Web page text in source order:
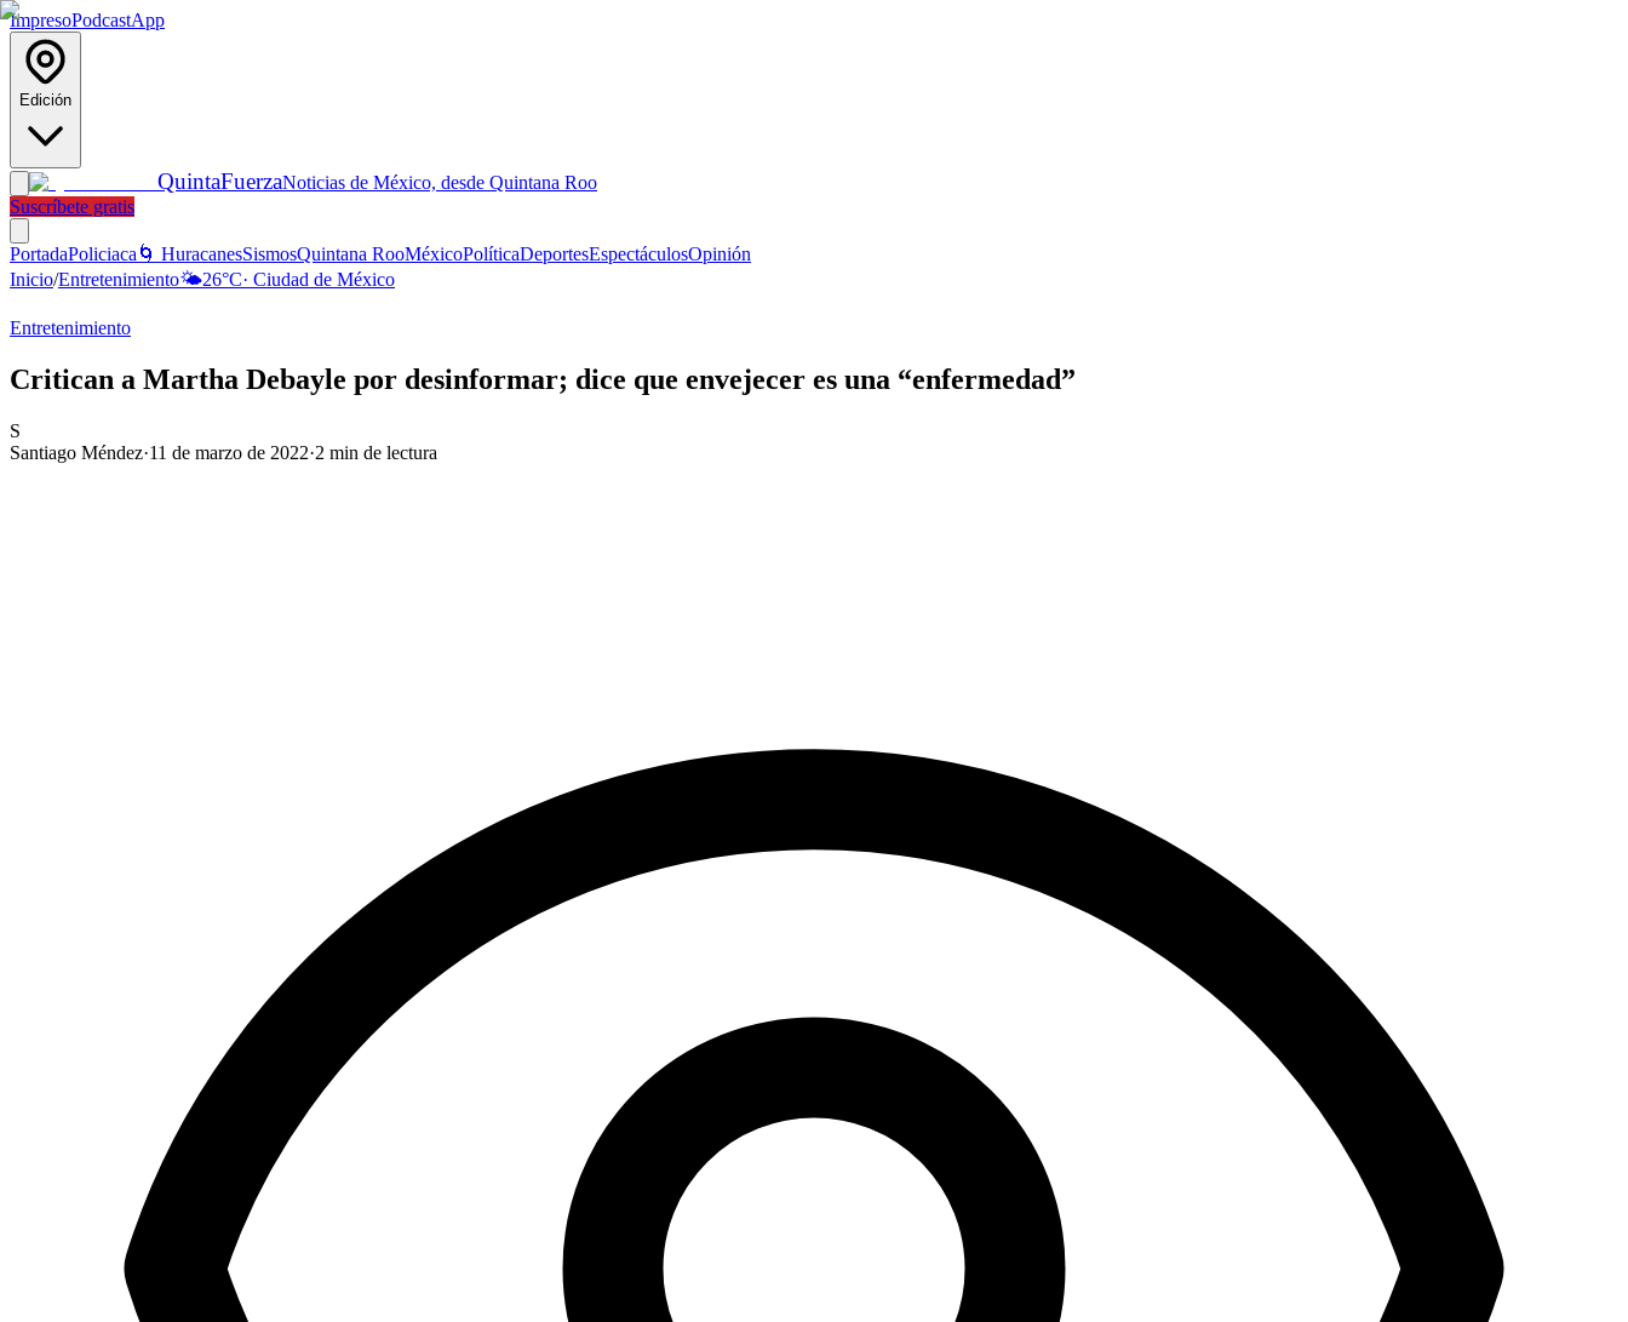
ImpresoPodcastApp
Edición
QuintaFuerzaNoticias de México, desde Quintana Roo
Suscríbete gratis
PortadaPoliciaca 🌀 HuracanesSismosQuintana RooMéxicoPolíticaDeportesEspectáculosOpinión
Inicio/Entretenimiento🌤️26°C· Ciudad de México
Entretenimiento
Critican a Martha Debayle por desinformar; dice que envejecer es una “enfermedad”
S
Santiago Méndez·11 de marzo de 2022·2 min de lectura